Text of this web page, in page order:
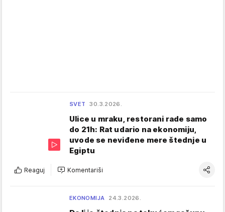
SVET 30.3.2026.
Ulice u mraku, restorani rade samo
do 21h: Rat udario na ekonomiju,
uvode se neviđene mere štednje u
Egiptu
Reaguj Komentariši
EKONOMIJA 24.3.2026.